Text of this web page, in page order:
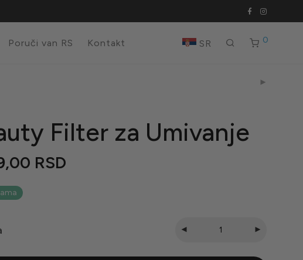
Poruči van RS Kontakt SR 0
Filter za Umivanje
RSD